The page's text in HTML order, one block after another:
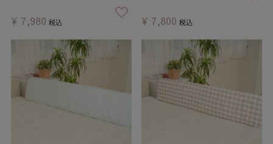
¥ 7,980 税込 ¥ 7,800 税込